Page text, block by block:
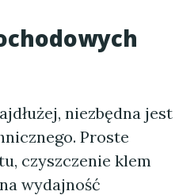
niezbędna jest
Proste
czyszczenie klem
wydajność